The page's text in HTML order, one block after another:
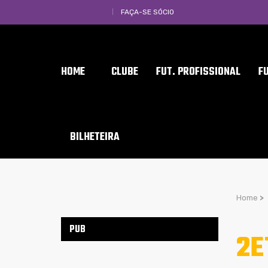
FAÇA-SE SÓCIO
HOME CLUBE FUT. PROFISSIONAL
BILHETEIRA
Home >
PUB